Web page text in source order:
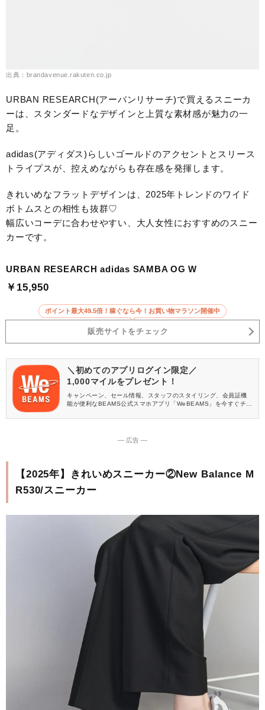
出典：brandavenue.rakuten.co.jp
URBAN RESEARCH(アーバンリサーチ)で買えるスニーカ
ーは、スタンダードなデザインと上質な素材感が魅力の一
足。
adidas(アディダス)らしいゴールドのアクセントとスリース
トライプスが、控えめながらも存在感を発揮します。
きれいめなフラットデザインは、2025年トレンドのワイド
ボトムスとの相性も抜群♡
幅広いコーデに合わせやすい、大人女性におすすめのスニー
カーです。
URBAN RESEARCH adidas SAMBA OG W
￥15,950
ポイント最大49.5倍！稼ぐなら今！お買い物マラソン開催中
販売サイトをチェック
＼初めてのアプリログイン限定／
1,000マイルをプレゼント！
キャンペーン、セール情報、スタッフのスタイリング、会員証機
能が便利なBEAMS公式スマホアプリ「WeBEAMS」を今すぐチェ
― 広告 ―
【2025年】きれいめスニーカー②New Balance M
R530/スニーカー